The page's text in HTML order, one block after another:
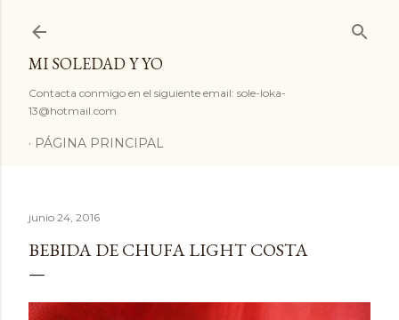
MI SOLEDAD Y YO
Contacta conmigo en el siguiente email: sole-loka-
13@hotmail.com
PÁGINA PRINCIPAL
junio 24, 2016
BEBIDA DE CHUFA LIGHT COSTA